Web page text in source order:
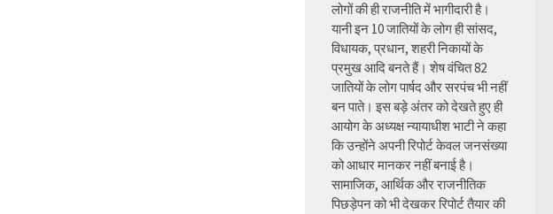
लोगों की ही राजनीति में भागीदारी है।
यानी इन 10 जातियों के लोग ही सांसद,
विधायक, प्रधान, शहरी निकायों के
प्रमुख आदि बनते हैं। शेष वंचित 82
जातियों के लोग पार्षद और सरपंच भी नहीं
बन पाते। इस बड़े अंतर को देखते हुए ही
आयोग के अध्यक्ष न्यायाधीश भाटी ने कहा
कि उन्होंने अपनी रिपोर्ट केवल जनसंख्या
को आधार मानकर नहीं बनाई है।
सामाजिक, आर्थिक और राजनीतिक
पिछड़ेपन को भी देखकर रिपोर्ट तैयार की